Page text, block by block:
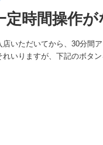
定時間操作
店いただいてから、30分間
れいりますが、下記のボタ